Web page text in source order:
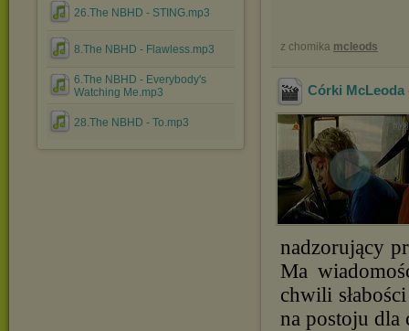
26.The NBHD - STING.mp3
8.The NBHD - Flawless.mp3
6.The NBHD - Everybody's
Watching Me.mp3
28.The NBHD - To.mp3
z chomika mcleods
Córki McLeoda
nadzorujący
Ma
chwili
na postoju dla